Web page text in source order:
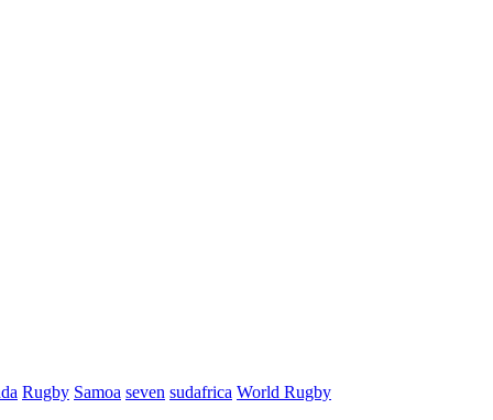
Rugby Samoa seven sudafrica World Rugby